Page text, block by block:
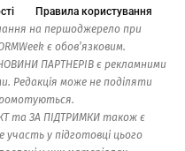
Правила користування
на першоджерело при
є обов’язковим.
ПАРТНЕРІВ є рекламними
Редакція може не поділяти
та ЗА ПІДТРИМКИ також є
у підготовці цього